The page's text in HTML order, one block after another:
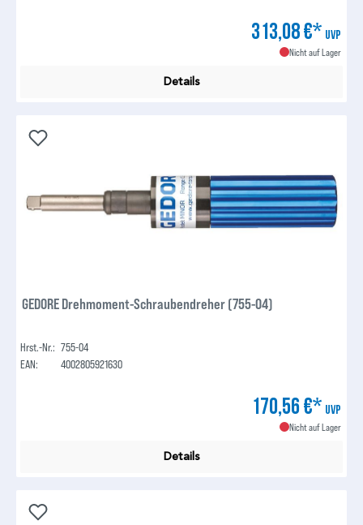
313,08 €* UVP
Nicht auf Lager
Details
GEDORE Drehmoment-Schraubendreher (755-04)
Hrst.-Nr.: 755-04
EAN:
4002805921630
170,56 €* UVP
Nicht auf Lager
Details